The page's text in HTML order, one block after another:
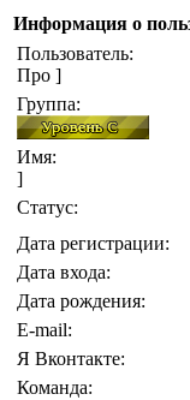
Информация о
Пользователь:
Про ]
Группа:
Имя:
]
Статус:
Дата регистрации:
Дата входа:
Дата рождения:
E-mail:
Я Вконтакте:
Команда: